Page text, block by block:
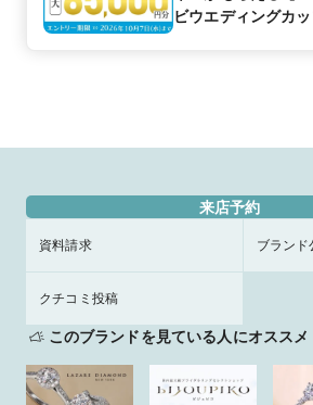
ビウエディングカ
来店予約
資料請求 ブランド
クチコミ投稿
このブランドを見ている人にオススメ